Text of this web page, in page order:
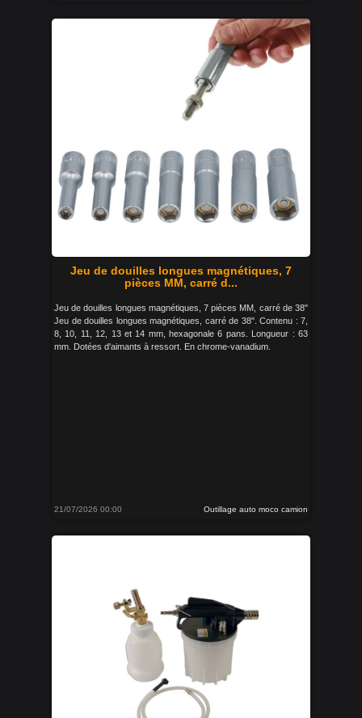
Jeu de douilles longues magnétiques, 7
pièces MM, carré d...
Jeu de douilles longues magnétiques, 7 pièces MM, carré de 38"
Jeu de douilles longues magnétiques, carré de 38". Contenu : 7,
8, 10, 11, 12, 13 et 14 mm, hexagonale 6 pans. Longueur : 63
mm. Dotées d'aimants à ressort. En chrome-vanadium.
21/07/2026 00:00 Outillage auto moco camion